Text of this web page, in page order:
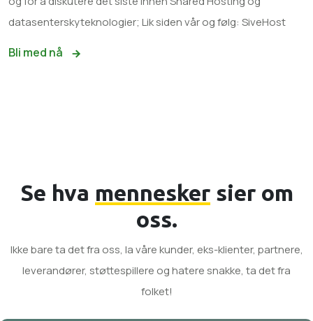
datasenterskyteknologier; Lik siden vår og følg: SiveHost
Bli med nå
Se hva menneskersier om
oss.
Ikke bare ta det fra oss, la våre kunder, eks-klienter, partnere,
leverandører, støttespillere og hatere snakke, ta det fra
folket!